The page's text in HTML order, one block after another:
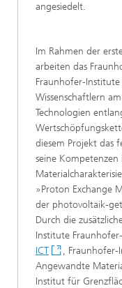
angesiedelt.
Im Rahmen der
arbeiten das
Fraunhofer-
Wissenschaftlern
Technologien
diesem Projekt das
seine Kompetenzen
»Proton Exchange
der photovoltaik-
Durch die
Institute
ICT
,
Angewandte
Institut für